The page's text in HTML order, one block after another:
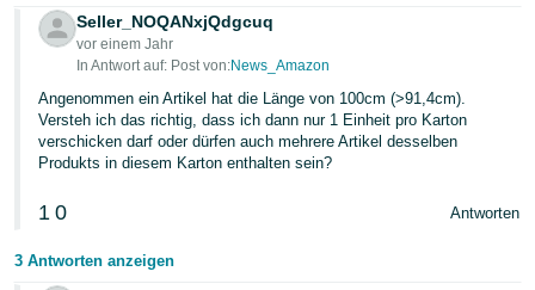
Seller_NOQANxjQdgcuq
vor einem Jahr
In Antwort auf: Post von:News_Amazon
Angenommen ein Artikel hat die Länge von 100cm (>91,4cm).
Versteh ich das richtig, dass ich dann nur 1 Einheit pro Karton
verschicken darf oder dürfen auch mehrere Artikel desselben
Produkts in diesem Karton enthalten sein?
1 0 Antworten
3 Antworten anzeigen